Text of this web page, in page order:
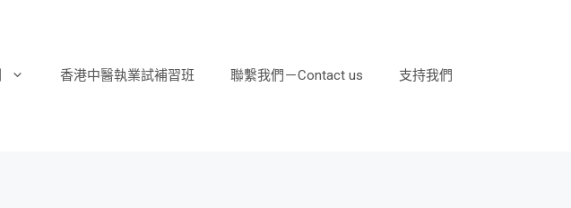
香港中醫執業試補習班 聯繫我們－Contact us 支持我們